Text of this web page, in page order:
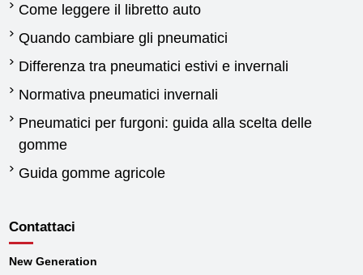
Come leggere il libretto auto
Quando cambiare gli pneumatici
Differenza tra pneumatici estivi e invernali
Normativa pneumatici invernali
Pneumatici per furgoni: guida alla scelta delle
gomme
Guida gomme agricole
Contattaci
New Generation